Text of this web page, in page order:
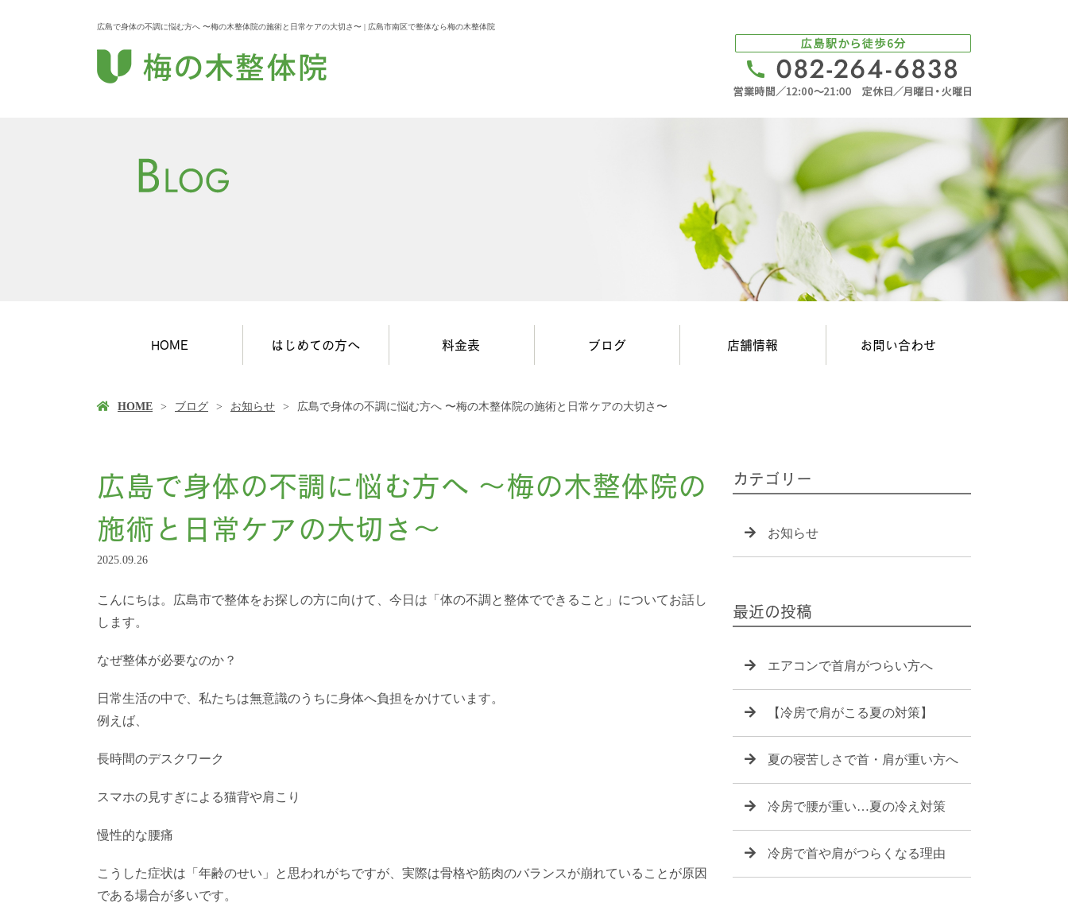
広島で身体の不調に悩む方へ 〜梅の木整体院の施術と日常ケアの大切さ〜 | 広島市南区で整体なら梅の木整体院
HOME はじめての方へ 料金表 ブログ 店舗情報 お問い合わせ
HOME ブログ お知らせ 広島で身体の不調に悩む方へ 〜梅の木整体院の施術と日常ケアの大切さ〜
広島で身体の不調に悩む方へ 〜梅の木整体院の
施術と日常ケアの大切さ〜
2025.09.26
こんにちは。広島市で整体をお探しの方に向けて、今日は「体の不調と整体でできること」についてお話し
します。
なぜ整体が必要なのか？
日常生活の中で、私たちは無意識のうちに身体へ負担をかけています。
例えば、
長時間のデスクワーク
スマホの見すぎによる猫背や肩こり
慢性的な腰痛
こうした症状は「年齢のせい」と思われがちですが、実際は骨格や筋肉のバランスが崩れていることが原因
である場合が多いです。
カテゴリー
お知らせ
最近の投稿
エアコンで首肩がつらい方へ
【冷房で肩がこる夏の対策】
夏の寝苦しさで首・肩が重い方へ
冷房で腰が重い…夏の冷え対策
冷房で首や肩がつらくなる理由